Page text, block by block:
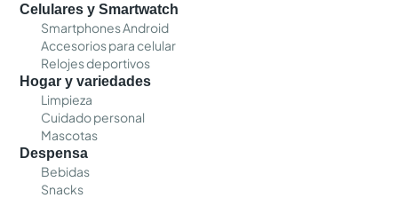
Celulares y Smartwatch
Smartphones Android
Accesorios para celular
Relojes deportivos
Hogar y variedades
Limpieza
Cuidado personal
Mascotas
Despensa
Bebidas
Snacks